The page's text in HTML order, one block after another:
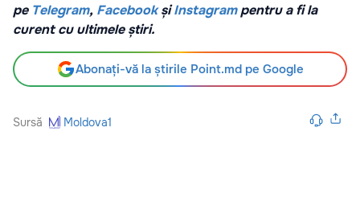
pe Telegram, Facebook șiInstagrampentru a fi la
curent cu ultimele știri.
Abonați-vă la știrile Point.md pe Google
Sursă Moldova1